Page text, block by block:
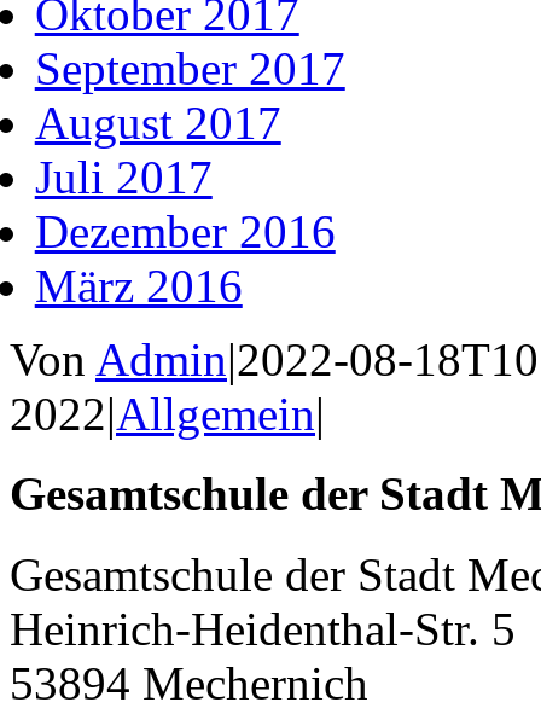
Oktober 2017
September 2017
August 2017
Juli 2017
Dezember 2016
März 2016
Von Admin|2022-08-
2022|Allgemein|
Gesamtschule der Stadt
Gesamtschule der Stadt
Heinrich-Heidenthal-Str. 5
53894 Mechernich